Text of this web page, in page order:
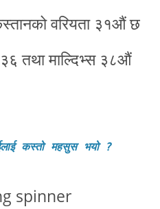
वरियता ३१औं छ
तथा माल्दिभ्स ३८औं
कस्तो महसुस भयो?